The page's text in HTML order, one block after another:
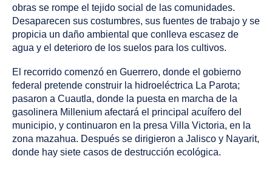
obras se rompe el tejido social de las comunidades.
Desaparecen sus costumbres, sus fuentes de trabajo y se
propicia un daño ambiental que conlleva escasez de
agua y el deterioro de los suelos para los cultivos.
El recorrido comenzó en Guerrero, donde el gobierno
federal pretende construir la hidroeléctrica La Parota;
pasaron a Cuautla, donde la puesta en marcha de la
gasolinera Millenium afectará el principal acuífero del
municipio, y continuaron en la presa Villa Victoria, en la
zona mazahua. Después se dirigieron a Jalisco y Nayarit,
donde hay siete casos de destrucción ecológica.